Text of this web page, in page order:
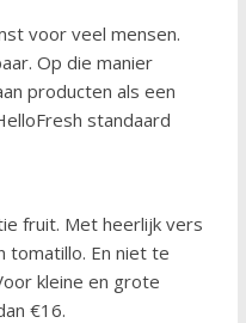
voor veel mensen.
Op die manier
producten als een
standaard
fruit. Met heerlijk vers
tomatillo. En niet te
kleine en grote
€16.